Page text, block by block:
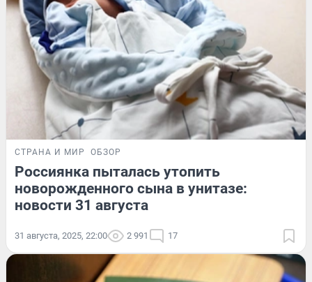
СТРАНА И МИР ОБЗОР
Россиянка пыталась утопить
новорожденного сына в унитазе:
новости 31 августа
31 августа, 2025, 22:00 2 991 17